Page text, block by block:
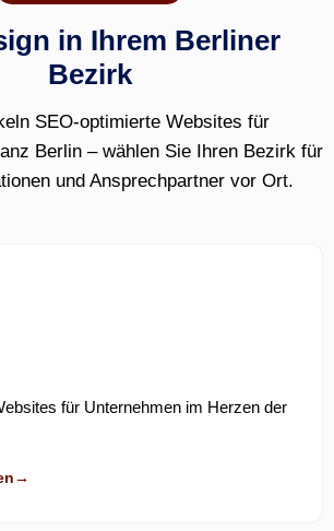
in Ihrem Berliner
Bezirk
SEO-optimierte Websites für
Berlin – wählen Sie Ihren Bezirk für
und Ansprechpartner vor Ort.
für Unternehmen im Herzen der
→